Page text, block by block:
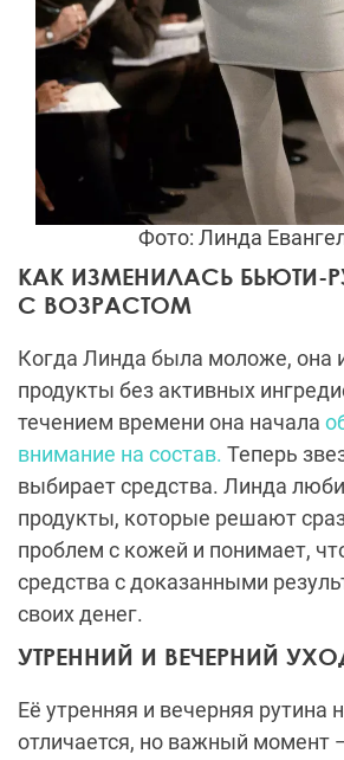
Фото: Линда
КАК ИЗМЕНИЛАСЬ БЬЮТИ-
С ВОЗРАСТОМ
Когда Линда была моложе, она
продукты без активных
течением времени она начала
внимание на состав. Теперь
выбирает средства. Линда
продукты, которые решают
проблем с кожей и понимает,
средства с доказанными
своих денег.
УТРЕННИЙ И ВЕЧЕРНИЙ
Её утренняя и вечерняя рутина
отличается, но важный момент